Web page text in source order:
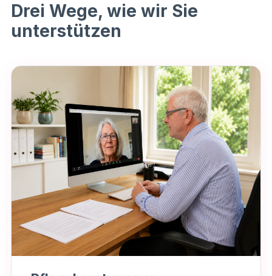
Drei Wege, wie wir Sie
unterstützen